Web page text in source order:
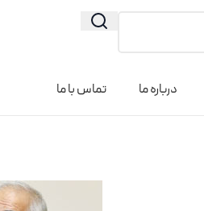
درباره ما تماس با ما